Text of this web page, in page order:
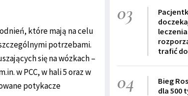
które mają na celu
potrzebami.
się na wózkach –
w PCC, w hali 5 oraz w
potykacze
03
trafić
04
Bieg
dla 500